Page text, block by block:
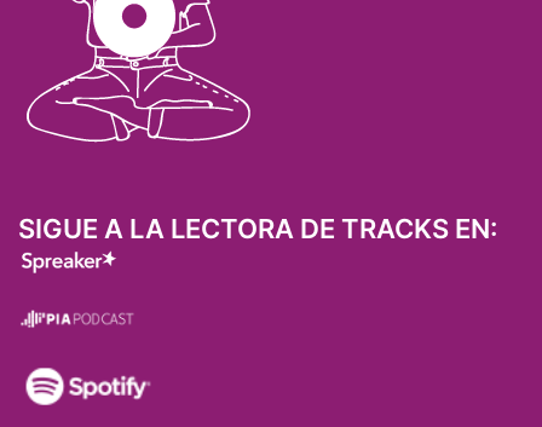
SIGUE A LA LECTORA DE TRACKS EN: